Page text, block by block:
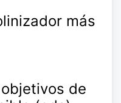
más
de